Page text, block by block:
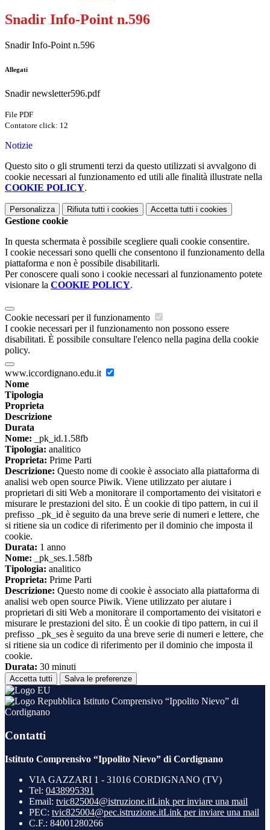
Snadir Info-Point n.596
Snadir Info-Point n.596
Allegati
Snadir newsletter596.pdf
File PDF
Contatore click: 12
Notizie
Questo sito o gli strumenti terzi da questo utilizzati si avvalgono di
cookie necessari al funzionamento ed utili alle finalità illustrate nella
COOKIE POLICY.
Personalizza Rifiuta tutti i cookies Accetta tutti i cookies
Gestione cookie
In questa schermata è possibile scegliere quali cookie consentire.
I cookie necessari sono quelli che consentono il funzionamento della
piattaforma e non è possibile disabilitarli.
Per conoscere quali sono i cookie necessari al funzionamento potete
visionare la COOKIE POLICY.
Cookie necessari per il funzionamento
I cookie necessari per il funzionamento non possono essere
disabilitati. È possibile consultare l'elenco nella pagina della cookie
policy.
www.iccordignano.edu.it
Nome
Tipologia
Proprieta
Descrizione
Durata
Nome: _pk_id.1.58fb
Tipologia: analitico
Proprieta: Prime Parti
Descrizione: Questo nome di cookie è associato alla piattaforma di
analisi web open source Piwik. Viene utilizzato per aiutare i
proprietari di siti Web a monitorare il comportamento dei visitatori e
misurare le prestazioni del sito. È un cookie di tipo pattern, in cui il
prefisso _pk_id è seguito da una breve serie di numeri e lettere, che
si ritiene sia un codice di riferimento per il dominio che imposta il
cookie.
Durata: 1 anno
Nome: _pk_ses.1.58fb
Tipologia: analitico
Proprieta: Prime Parti
Descrizione: Questo nome di cookie è associato alla piattaforma di
analisi web open source Piwik. Viene utilizzato per aiutare i
proprietari di siti Web a monitorare il comportamento dei visitatori e
misurare le prestazioni del sito. È un cookie di tipo pattern, in cui il
prefisso _pk_ses è seguito da una breve serie di numeri e lettere, che
si ritiene sia un codice di riferimento per il dominio che imposta il
cookie.
Durata: 30 minuti
Accetta tutti Salva le preferenze
Istituto Comprensivo “Ippolito Nievo” di
Cordignano
Contatti
Istituto Comprensivo “Ippolito Nievo” di Cordignano
VIA GAZZARI 1 - 31016 CORDIGNANO (TV)
Tel: 0438995391
Email: tvic825004@istruzione.itLink per inviare una mail
PEC: tvic825004@pec.istruzione.itLink per inviare una mail
C.F.: 84001280266